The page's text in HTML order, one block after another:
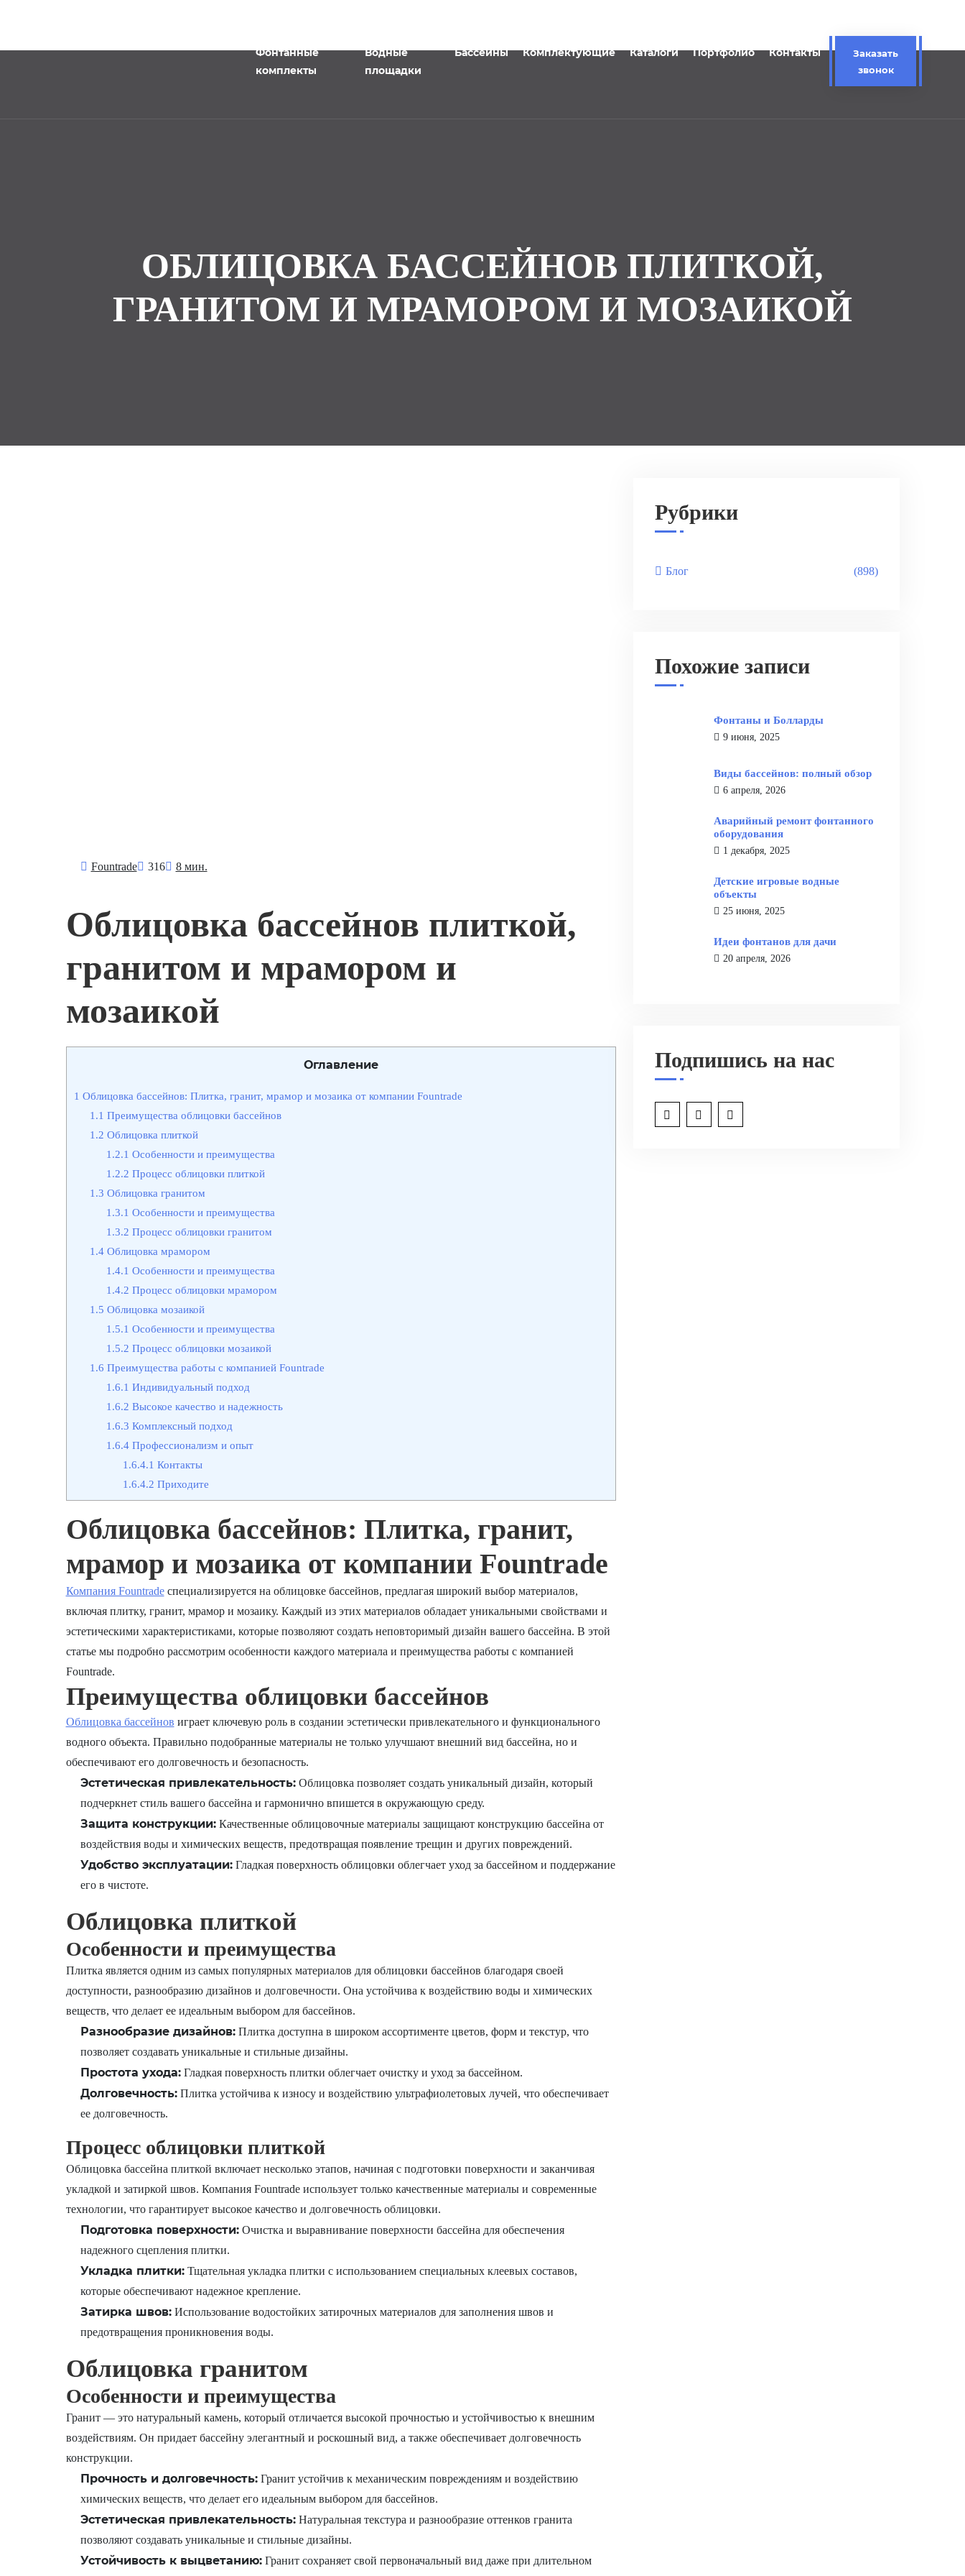
Фонтанные
комплекты
Водные
площадки
Бассейны Комплектующие Каталоги Портфолио Контакты
Заказать
звонок
ОБЛИЦОВКА БАССЕЙНОВ ПЛИТКОЙ,
ГРАНИТОМ И МРАМОРОМ И МОЗАИКОЙ
Fоuntrade 316 8 мин.
Облицовка бассейнов плиткой,
гранитом и мрамором и
мозаикой
Оглавление
1 Облицовка бассейнов: Плитка, гранит, мрамор и мозаика от компании Fountrade
1.1 Преимущества облицовки бассейнов
1.2 Облицовка плиткой
1.2.1 Особенности и преимущества
1.2.2 Процесс облицовки плиткой
1.3 Облицовка гранитом
1.3.1 Особенности и преимущества
1.3.2 Процесс облицовки гранитом
1.4 Облицовка мрамором
1.4.1 Особенности и преимущества
1.4.2 Процесс облицовки мрамором
1.5 Облицовка мозаикой
1.5.1 Особенности и преимущества
1.5.2 Процесс облицовки мозаикой
1.6 Преимущества работы с компанией Fountrade
1.6.1 Индивидуальный подход
1.6.2 Высокое качество и надежность
1.6.3 Комплексный подход
1.6.4 Профессионализм и опыт
1.6.4.1 Контакты
1.6.4.2 Приходите
Облицовка бассейнов: Плитка, гранит,
мрамор и мозаика от компании Fountrade
Компания Fountradeспециализируется на облицовке бассейнов, предлагая широкий выбор материалов,
включая плитку, гранит, мрамор и мозаику. Каждый из этих материалов обладает уникальными свойствами и
эстетическими характеристиками, которые позволяют создать неповторимый дизайн вашего бассейна. В этой
статье мы подробно рассмотрим особенности каждого материала и преимущества работы с компанией
Fountrade.
Преимущества облицовки бассейнов
Облицовка бассейнов играет ключевую роль в создании эстетически привлекательного и функционального
водного объекта. Правильно подобранные материалы не только улучшают внешний вид бассейна, но и
обеспечивают его долговечность и безопасность.
Эстетическая привлекательность:Облицовка позволяет создать уникальный дизайн, который
подчеркнет стиль вашего бассейна и гармонично впишется в окружающую среду.
Защита конструкции:Качественные облицовочные материалы защищают конструкцию бассейна от
воздействия воды и химических веществ, предотвращая появление трещин и других повреждений.
Удобство эксплуатации:Гладкая поверхность облицовки облегчает уход за бассейном и поддержание
его в чистоте.
Облицовка плиткой
Особенности и преимущества
Плитка является одним из самых популярных материалов для облицовки бассейнов благодаря своей
доступности, разнообразию дизайнов и долговечности. Она устойчива к воздействию воды и химических
веществ, что делает ее идеальным выбором для бассейнов.
Разнообразие дизайнов:Плитка доступна в широком ассортименте цветов, форм и текстур, что
позволяет создавать уникальные и стильные дизайны.
Простота ухода:Гладкая поверхность плитки облегчает очистку и уход за бассейном.
Долговечность:Плитка устойчива к износу и воздействию ультрафиолетовых лучей, что обеспечивает
ее долговечность.
Процесс облицовки плиткой
Облицовка бассейна плиткой включает несколько этапов, начиная с подготовки поверхности и заканчивая
укладкой и затиркой швов. Компания Fountrade использует только качественные материалы и современные
технологии, что гарантирует высокое качество и долговечность облицовки.
Подготовка поверхности:Очистка и выравнивание поверхности бассейна для обеспечения
надежного сцепления плитки.
Укладка плитки:Тщательная укладка плитки с использованием специальных клеевых составов,
которые обеспечивают надежное крепление.
Затирка швов:Использование водостойких затирочных материалов для заполнения швов и
предотвращения проникновения воды.
Облицовка гранитом
Особенности и преимущества
Гранит — это натуральный камень, который отличается высокой прочностью и устойчивостью к внешним
воздействиям. Он придает бассейну элегантный и роскошный вид, а также обеспечивает долговечность
конструкции.
Прочность и долговечность:Гранит устойчив к механическим повреждениям и воздействию
химических веществ, что делает его идеальным выбором для бассейнов.
Эстетическая привлекательность:Натуральная текстура и разнообразие оттенков гранита
позволяют создавать уникальные и стильные дизайны.
Устойчивость к выцветанию:Гранит сохраняет свой первоначальный вид даже при длительном
Рубрики
Блог (898)
Похожие записи
Фонтаны и Болларды
9 июня, 2025
Виды бассейнов: полный обзор
6 апреля, 2026
Аварийный ремонт фонтанного
оборудования
1 декабря, 2025
Детские игровые водные
объекты
25 июня, 2025
Идеи фонтанов для дачи
20 апреля, 2026
Подпишись на нас